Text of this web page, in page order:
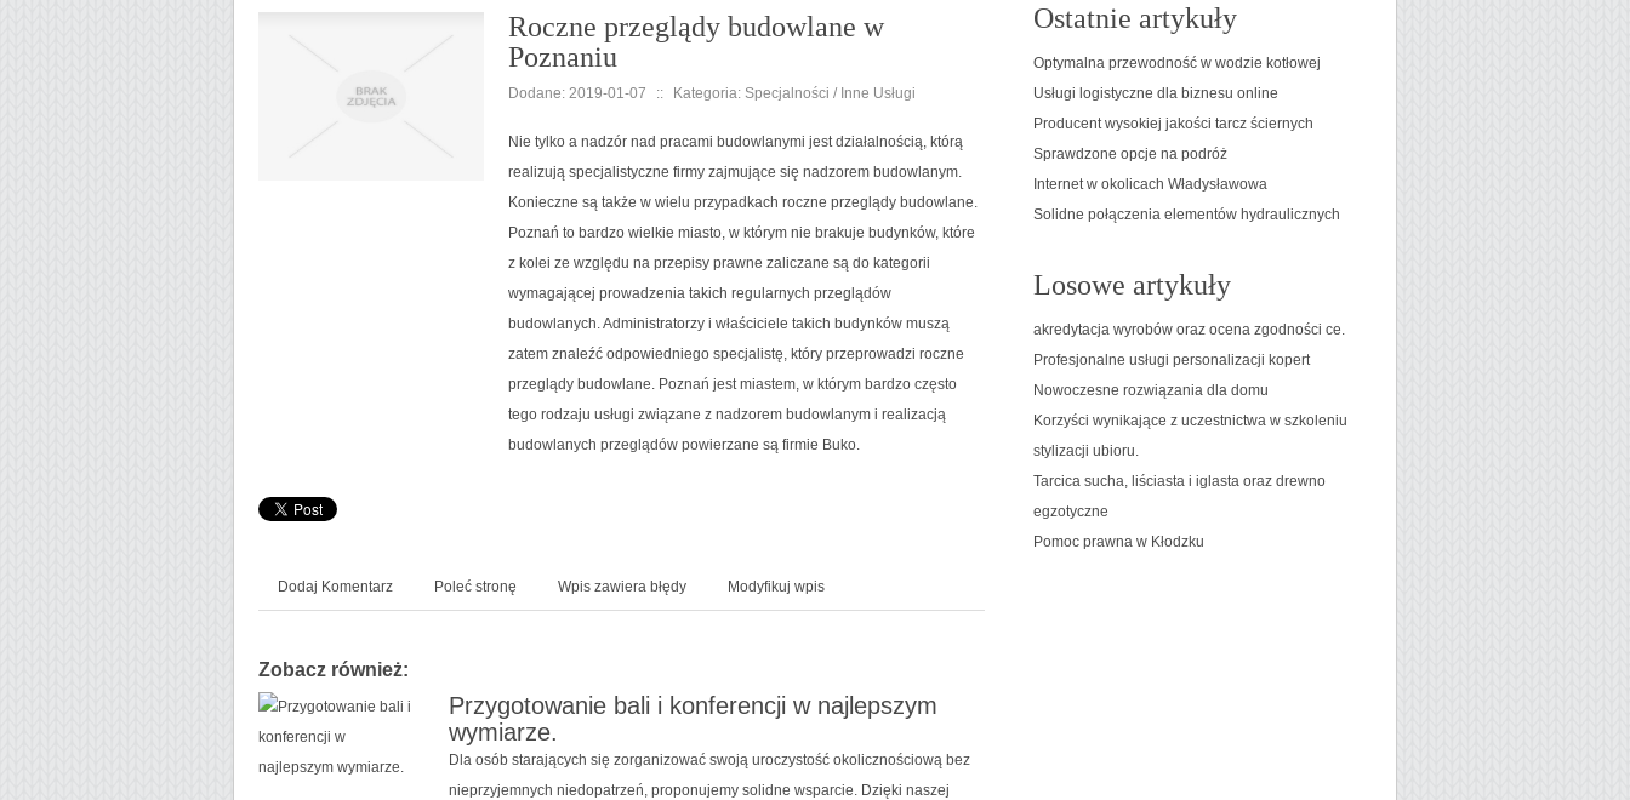
Roczne przeglądy budowlane w
Poznaniu
Dodane: 2019-01-07 :: Kategoria: Specjalności / Inne Usługi
Nie tylko a nadzór nad pracami budowlanymi jest działalnością, którą
realizują specjalistyczne firmy zajmujące się nadzorem budowlanym.
Konieczne są także w wielu przypadkach roczne przeglądy budowlane.
Poznań to bardzo wielkie miasto, w którym nie brakuje budynków, które
z kolei ze względu na przepisy prawne zaliczane są do kategorii
wymagającej prowadzenia takich regularnych przeglądów
budowlanych. Administratorzy i właściciele takich budynków muszą
zatem znaleźć odpowiedniego specjalistę, który przeprowadzi roczne
przeglądy budowlane. Poznań jest miastem, w którym bardzo często
tego rodzaju usługi związane z nadzorem budowlanym i realizacją
budowlanych przeglądów powierzane są firmie Buko.
Dodaj Komentarz Poleć stronę Wpis zawiera błędy Modyfikuj wpis
Zobacz również:
Przygotowanie bali i konferencji w najlepszym
wymiarze.
Dla osób starających się zorganizować swoją uroczystość okolicznościową bez
nieprzyjemnych niedopatrzeń, proponujemy solidne wsparcie. Dzięki naszej
Ostatnie artykuły
Optymalna przewodność w wodzie kotłowej
Usługi logistyczne dla biznesu online
Producent wysokiej jakości tarcz ściernych
Sprawdzone opcje na podróż
Internet w okolicach Władysławowa
Solidne połączenia elementów hydraulicznych
Losowe artykuły
akredytacja wyrobów oraz ocena zgodności ce.
Profesjonalne usługi personalizacji kopert
Nowoczesne rozwiązania dla domu
Korzyści wynikające z uczestnictwa w szkoleniu
stylizacji ubioru.
Tarcica sucha, liściasta i iglasta oraz drewno
egzotyczne
Pomoc prawna w Kłodzku